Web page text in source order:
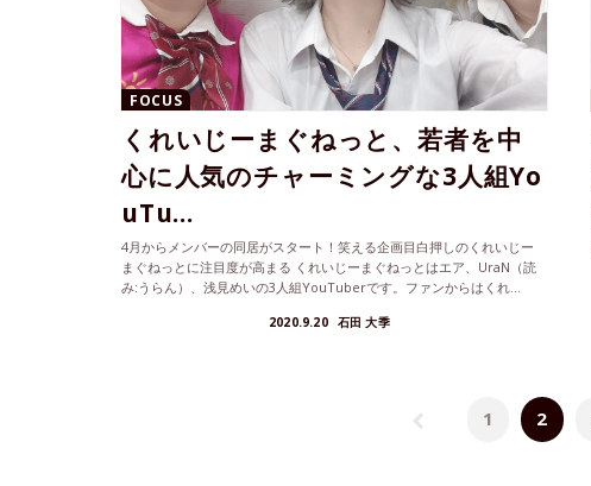
FOCUS
くれいじーまぐねっと、若者を中
心に人気のチャーミングな3人組Yo
uTu...
4月からメンバーの同居がスタート！笑える企画目白押しのくれいじー
まぐねっとに注目度が高まる くれいじーまぐねっとはエア、UraN（読
み:うらん）、浅見めいの3人組YouTuberです。ファンからはくれ...
2020.9.20 石田 大季
1 2